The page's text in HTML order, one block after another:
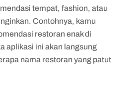
tempat, fashion, atau
Contohnya, kamu
restoran enak di
aplikasi ini akan langsung
nama restoran yang patut